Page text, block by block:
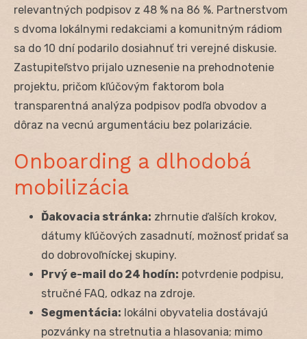
relevantných podpisov z 48 % na 86 %. Partnerstvom
s dvoma lokálnymi redakciami a komunitným rádiom
sa do 10 dní podarilo dosiahnuť tri verejné diskusie.
Zastupiteľstvo prijalo uznesenie na prehodnotenie
projektu, pričom kľúčovým faktorom bola
transparentná analýza podpisov podľa obvodov a
dôraz na vecnú argumentáciu bez polarizácie.
Onboarding a dlhodobá
mobilizácia
Ďakovacia stránka: zhrnutie ďalších krokov,
dátumy kľúčových zasadnutí, možnosť pridať sa
do dobrovoľníckej skupiny.
Prvý e-mail do 24 hodín: potvrdenie podpisu,
stručné FAQ, odkaz na zdroje.
Segmentácia: lokálni obyvatelia dostávajú
pozvánky na stretnutia a hlasovania; mimo